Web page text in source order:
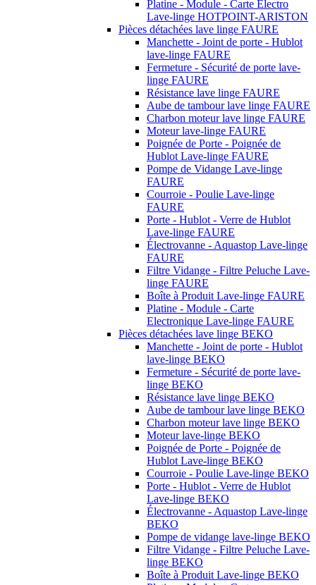
Platine - Module - Carte Electro
Lave-linge HOTPOINT-ARISTON
Pièces détachées lave linge FAURE
Manchette - Joint de porte - Hublot
lave-linge FAURE
Fermeture - Sécurité de porte lave-
linge FAURE
Résistance lave linge FAURE
Aube de tambour lave linge FAURE
Charbon moteur lave linge FAURE
Moteur lave-linge FAURE
Poignée de Porte - Poignée de
Hublot Lave-linge FAURE
Pompe de Vidange Lave-linge
FAURE
Courroie - Poulie Lave-linge
FAURE
Porte - Hublot - Verre de Hublot
Lave-linge FAURE
Électrovanne - Aquastop Lave-linge
FAURE
Filtre Vidange - Filtre Peluche Lave-
linge FAURE
Boîte à Produit Lave-linge FAURE
Platine - Module - Carte
Electronique Lave-linge FAURE
Pièces détachées lave linge BEKO
Manchette - Joint de porte - Hublot
lave-linge BEKO
Fermeture - Sécurité de porte lave-
linge BEKO
Résistance lave linge BEKO
Aube de tambour lave linge BEKO
Charbon moteur lave linge BEKO
Moteur lave-linge BEKO
Poignée de Porte - Poignée de
Hublot Lave-linge BEKO
Courroie - Poulie Lave-linge BEKO
Porte - Hublot - Verre de Hublot
Lave-linge BEKO
Électrovanne - Aquastop Lave-linge
BEKO
Pompe de vidange lave-linge BEKO
Filtre Vidange - Filtre Peluche Lave-
linge BEKO
Boîte à Produit Lave-linge BEKO